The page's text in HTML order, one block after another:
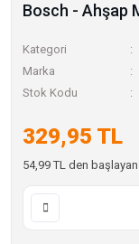
Bosch - Ahşap
Kategori
Marka
Stok Kodu
329,95 TL
54,99 TL den